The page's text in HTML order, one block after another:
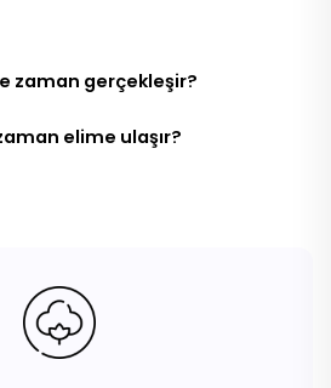
zaman gerçekleşir?
elime ulaşır?